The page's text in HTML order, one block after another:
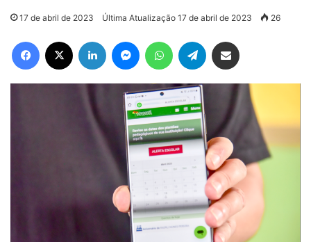
17 de abril de 2023 Última Atualização 17 de abril de 2023 26
Facebook Linkedin MessengerWhatsAppTelegram